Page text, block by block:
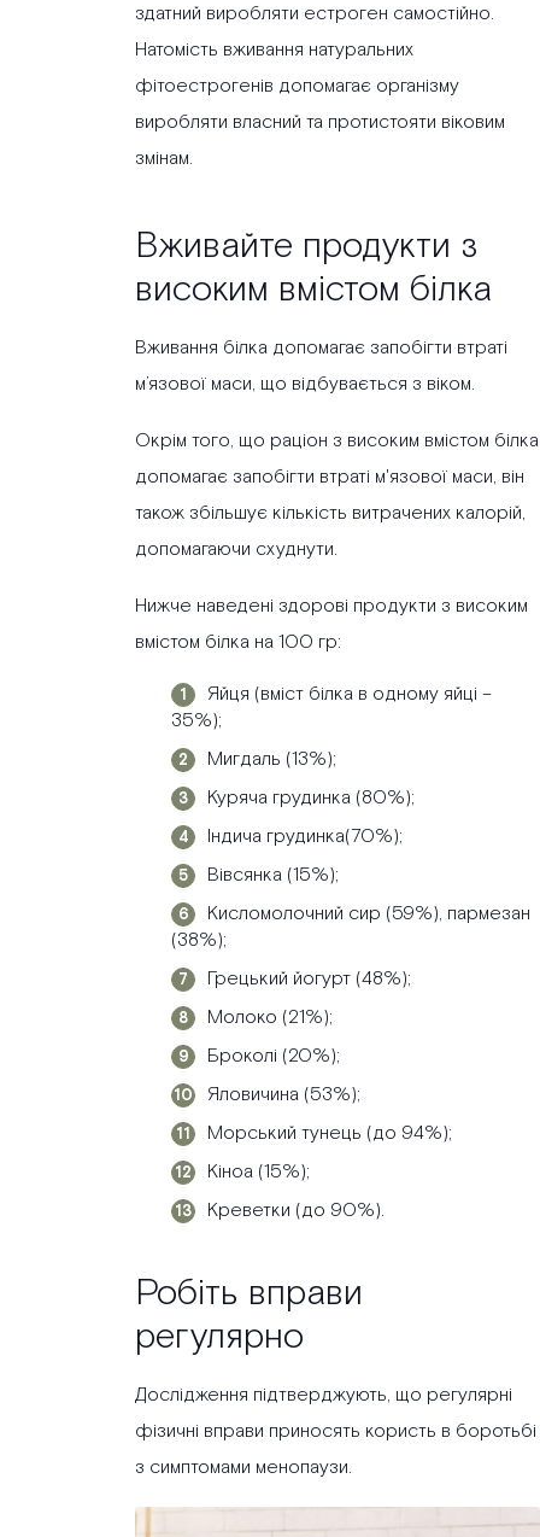
здатний виробляти естроген самостійно.
Натомість вживання натуральних
фітоестрогенів допомагає організму
виробляти власний та протистояти віковим
змінам.
Вживайте продукти з
високим вмістом білка
Вживання білка допомагає запобігти втраті
м’язової маси, що відбувається з віком.
Окрім того, що раціон з високим вмістом білка
допомагає запобігти втраті м'язової маси, він
також збільшує кількість витрачених калорій,
допомагаючи схуднути.
Нижче наведені здорові продукти з високим
вмістом білка на 100 гр:
Яйця (вміст білка в одному яйці –
35%);
Мигдаль (13%);
Куряча грудинка (80%);
Індича грудинка(70%);
Вівсянка (15%);
Кисломолочний сир (59%), пармезан
(38%);
Грецький йогурт (48%);
Молоко (21%);
Броколі (20%);
Яловичина (53%);
Морський тунець (до 94%);
Кіноа (15%);
Креветки (до 90%).
Робіть вправи
регулярно
Дослідження підтверджують, що регулярні
фізичні вправи приносять користь в боротьбі
з симптомами менопаузи.